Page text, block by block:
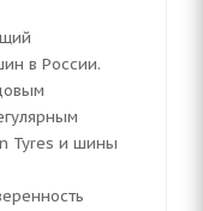
в России.
Tyres и шины